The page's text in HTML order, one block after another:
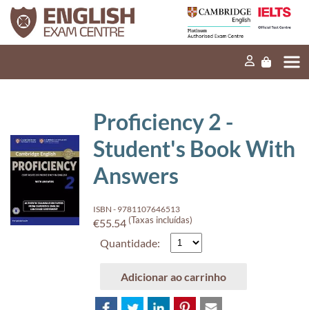
Início
A nossa missão
Os nossos produtos
Notícias
Contacte-nos
EN
Proficiency 2 -
Student's Book With
Answers
ISBN - 9781107646513
€55.54 (Taxas incluídas)
Quantidade:
Adicionar ao carrinho